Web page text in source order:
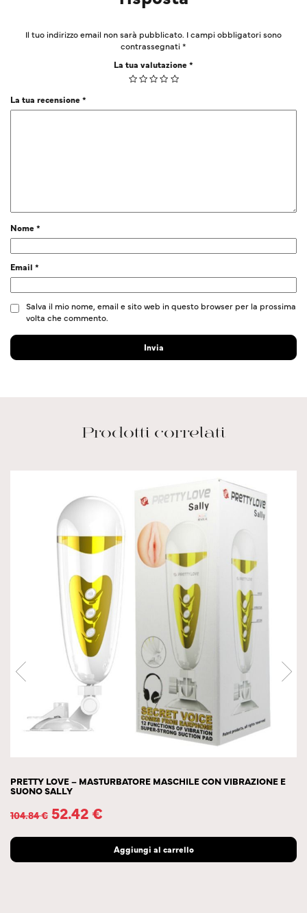
Il tuo indirizzo email non sarà pubblicato. I campi obbligatori sono
contrassegnati*
La tua valutazione*
La tua recensione*
Nome*
Email *
Salva il mio nome, email e sito web in questo browser per la prossima
volta che commento.
Prodotti correlati
PRETTY LOVE – MASTURBATORE MASCHILE CON VIBRAZIONE E
SUONO SALLY
104.84€ 52.42€
Aggiungi al carrello